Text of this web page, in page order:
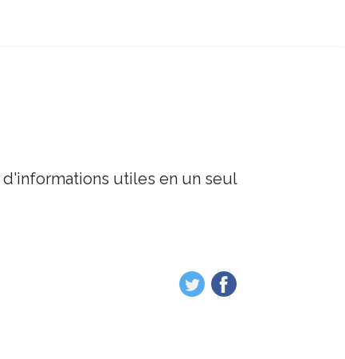
utiles en un seul